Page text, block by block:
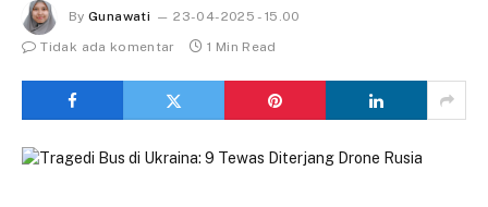
By Gunawati
23-04-2025 - 15.00
Tidak ada komentar
1 Min Read